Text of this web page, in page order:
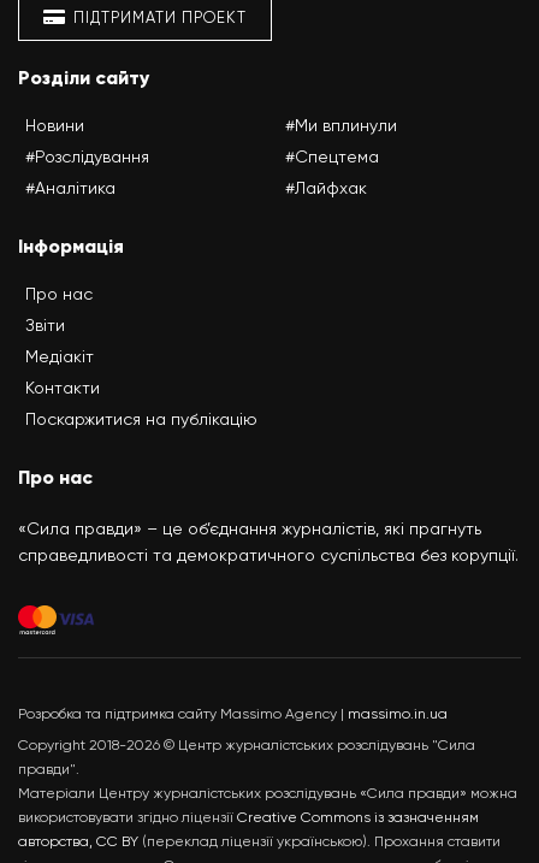
ПІДТРИМАТИ ПРОЕКТ
Розділи сайту
Новини
#Розслідування
#Аналітика
#Ми вплинули
#Спецтема
#Лайфхак
Інформація
Про нас
Звіти
Медіакіт
Контакти
Поскаржитися на публікацію
Про нас
«Сила правди» – це об’єднання журналістів, які прагнуть
справедливості та демократичного суспільства без корупції.
Розробка та підтримка сайту Massimo Agency | massimo.in.ua
Copyright 2018-2026 © Центр журналістських розслідувань "Сила
правди".
Матеріали Центру журналістських розслідувань «Сила правди» можна
використовувати згідно ліцензії Creative Commons із зазначенням
авторства, CC BY (переклад ліцензії українською). Прохання ставити